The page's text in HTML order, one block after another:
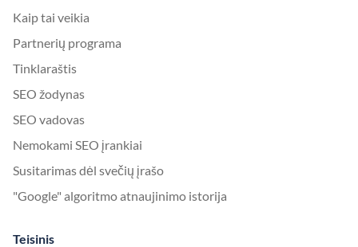
Kaip tai veikia
Partnerių programa
Tinklaraštis
SEO žodynas
SEO vadovas
Nemokami SEO įrankiai
Susitarimas dėl svečių įrašo
"Google" algoritmo atnaujinimo istorija
Teisinis